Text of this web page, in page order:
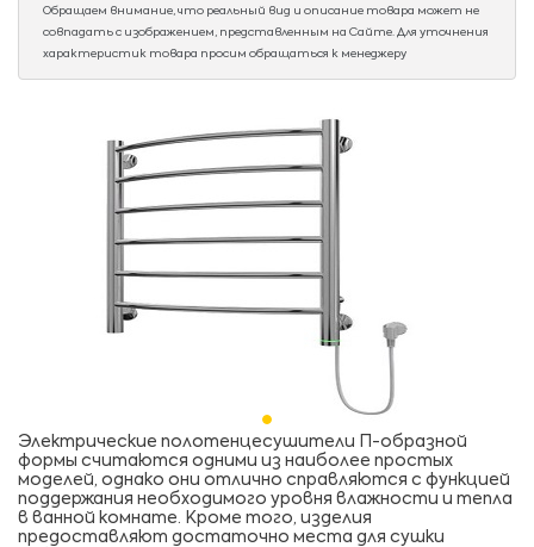
Обращаем внимание, что реальный вид и описание товара может не
совпадать с изображением, представленным на Сайте. Для уточнения
характеристик товара просим обращаться к менеджеру
Электрические полотенцесушители П-образной
формы считаются одними из наиболее простых
моделей, однако они отлично справляются с функцией
поддержания необходимого уровня влажности и тепла
в ванной комнате. Кроме того, изделия
предоставляют достаточно места для сушки